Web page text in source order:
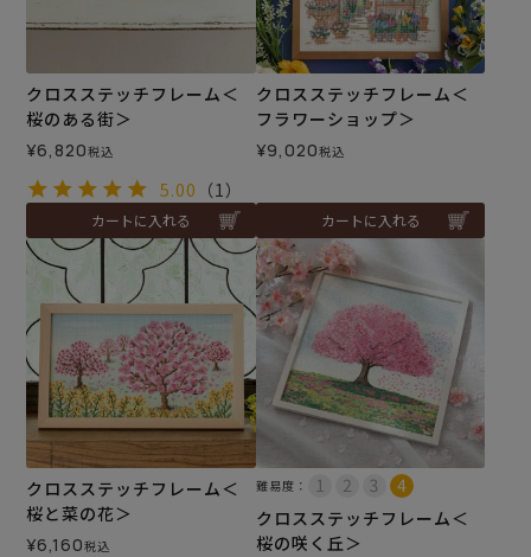
クロスステッチフレーム＜
桜のある街＞
¥6,820税込
5.00 （1）
カートに入れる
クロスステッチフレーム＜
フラワーショップ＞
¥9,020税込
カートに入れる
クロスステッチフレーム＜
桜と菜の花＞
¥6,160税込
難易度：
クロスステッチフレーム＜
桜の咲く丘＞